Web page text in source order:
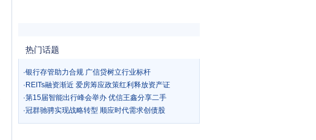
热门话题
·银行存管助力合规 广信贷树立行业标杆
· REITs融资渐近 爱房筹应政策红利释放资产证
·第15届智能出行峰会举办 优信王鑫分享二手
·冠群驰骋实现战略转型 顺应时代需求创债股